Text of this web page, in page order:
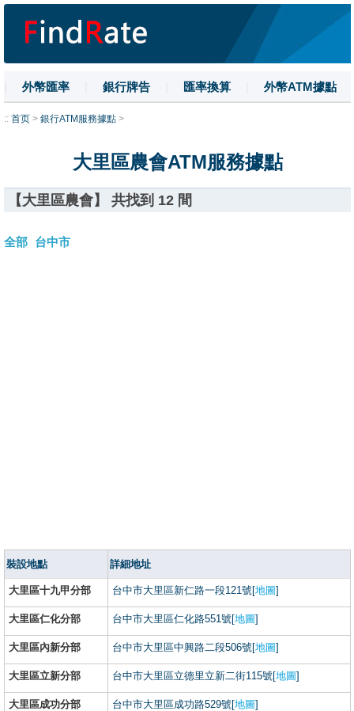
外幣匯率 銀行牌告 匯率換算 外幣ATM據點
| 名詞解釋 | 換匯技巧
:: 首页 > 銀行ATM服務據點 >
大里區農會ATM服務據點
【大里區農會】 共找到 12 間
全部 台中市
裝設地點 詳細地址
大里區十九甲分部 台中市大里區新仁路一段121號[地圖]
大里區仁化分部 台中市大里區仁化路551號[地圖]
大里區內新分部 台中市大里區中興路二段506號[地圖]
大里區立新分部 台中市大里區立德里立新二街115號[地圖]
大里區成功分部 台中市大里區成功路529號[地圖]